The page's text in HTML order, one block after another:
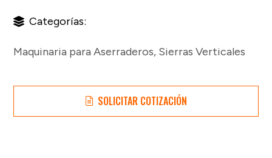
Categorías:
Maquinaria para Aserraderos, Sierras Verticales
SOLICITAR COTIZACIÓN